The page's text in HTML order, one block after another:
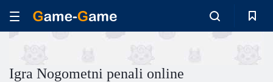
Igra Nogometni penali online